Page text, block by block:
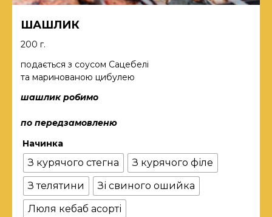
ШАШЛИК
200 г.
подається з соусом Сацебелі
та маринованою цибулею
шашлик робимо
по передзамовленю
Начинка
З курячого стегна
З курячого філе
З телятини
Зі свиного ошийка
Люля кебаб асорті